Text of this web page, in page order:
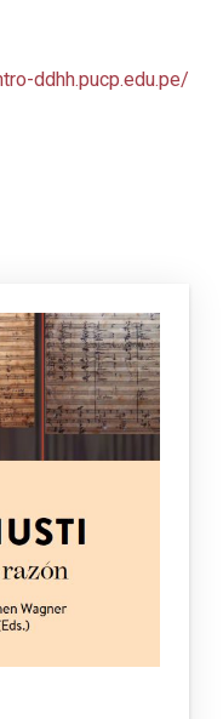
ddhh.pucp.edu.pe/